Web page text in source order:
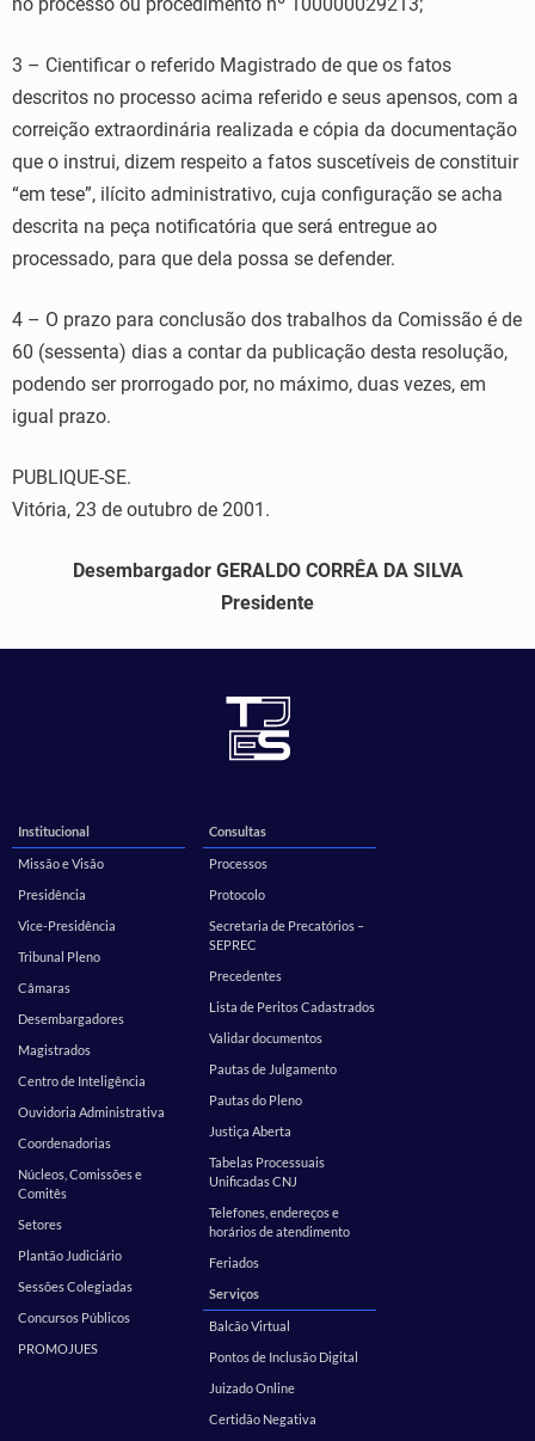
3 – Cientificar o referido Magistrado de que os fatos
descritos no processo acima referido e seus apensos, com a
correição extraordinária realizada e cópia da documentação
que o instrui, dizem respeito a fatos suscetíveis de constituir
“em tese”, ilícito administrativo, cuja configuração se acha
descrita na peça notificatória que será entregue ao
processado, para que dela possa se defender.
4 – O prazo para conclusão dos trabalhos da Comissão é de
60 (sessenta) dias a contar da publicação desta resolução,
podendo ser prorrogado por, no máximo, duas vezes, em
igual prazo.
PUBLIQUE-SE.
Vitória, 23 de outubro de 2001.
Desembargador GERALDO CORRÊA DA SILVA
Presidente
Institucional
Missão e Visão
Presidência
Vice-Presidência
Tribunal Pleno
Câmaras
Desembargadores
Magistrados
Centro de Inteligência
Ouvidoria Administrativa
Coordenadorias
Núcleos, Comissões e
Comitês
Setores
Plantão Judiciário
Sessões Colegiadas
Concursos Públicos
PROMOJUES
Consultas
Processos
Protocolo
Secretaria de Precatórios –
SEPREC
Precedentes
Lista de Peritos Cadastrados
Validar documentos
Pautas de Julgamento
Pautas do Pleno
Justiça Aberta
Tabelas Processuais
Unificadas CNJ
Telefones, endereços e
horários de atendimento
Feriados
Serviços
Balcão Virtual
Pontos de Inclusão Digital
Juizado Online
Certidão Negativa